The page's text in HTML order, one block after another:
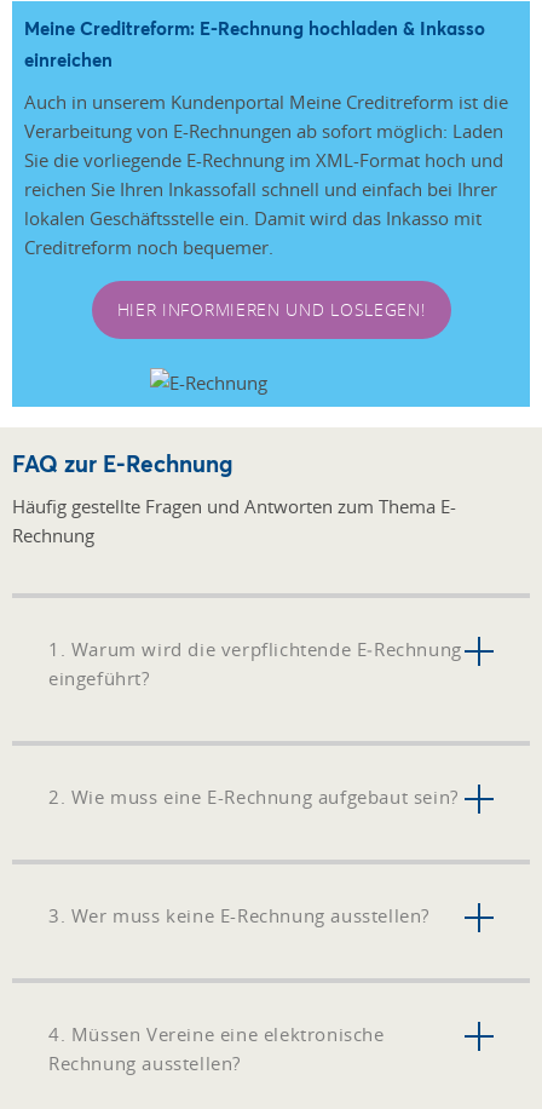
Meine Creditreform: E-Rechnung hochladen & Inkasso
einreichen
Auch in unserem Kundenportal Meine Creditreform ist die
Verarbeitung von E-Rechnungen ab sofort möglich: Laden
Sie die vorliegende E-Rechnung im XML-Format hoch und
reichen Sie Ihren Inkassofall schnell und einfach bei Ihrer
lokalen Geschäftsstelle ein. Damit wird das Inkasso mit
Creditreform noch bequemer.
HIER INFORMIEREN UND LOSLEGEN!
FAQ zur E-Rechnung
Häufig gestellte Fragen und Antworten zum Thema E-
Rechnung
1. Warum wird die verpflichtende E‑Rechnung
eingeführt?
2. Wie muss eine E-Rechnung aufgebaut sein?
3. Wer muss keine E-Rechnung ausstellen?
4. Müssen Vereine eine elektronische
Rechnung ausstellen?